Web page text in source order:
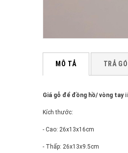
MÔ TẢ TRẢ
Giá gỗ để đồng hồ/ vòng tay
Kích thước:
- Cao: 26x13x16cm
- Thấp: 26x13x9.5cm